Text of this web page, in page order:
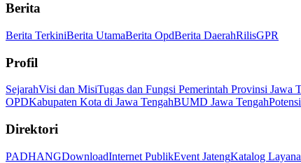
Berita
Berita TerkiniBerita UtamaBerita OpdBerita DaerahRilisGPR
Profil
SejarahVisi dan MisiTugas dan Fungsi Pemerintah Provinsi Jawa
OPDKabupaten Kota di Jawa TengahBUMD Jawa TengahPotensi
Direktori
PADHANGDownloadInternet PublikEvent JatengKatalog